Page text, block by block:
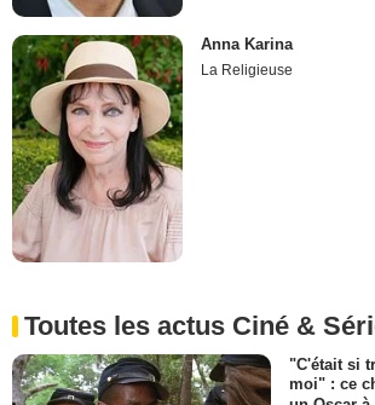
Anna Karina
La Religieuse
Toutes les actus Ciné &
"C'était si
moi" : ce